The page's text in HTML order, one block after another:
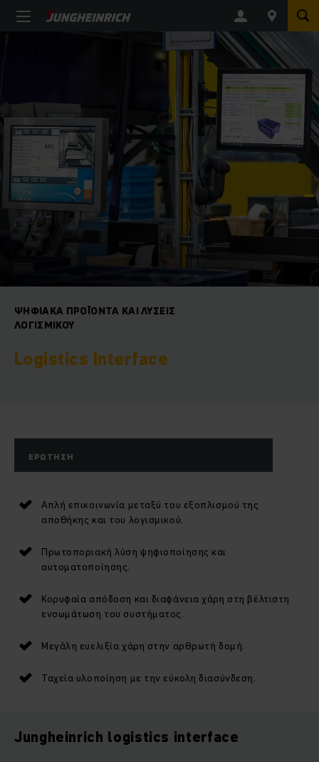
ΨΗΦΙΑΚΆ ΠΡΟΪΌΝΤΑ ΚΑΙ ΛΎΣΕΙΣ
ΛΟΓΙΣΜΙΚΟΎ
Logistics Interface
ΕΡΏΤΗΣΗ
Απλή επικοινωνία μεταξύ του εξοπλισμού της
αποθήκης και του λογισμικού.
Πρωτοποριακή λύση ψηφιοποίησης και
αυτοματοποίησης.
Κορυφαία απόδοση και διαφάνεια χάρη στη βέλτιστη
ενσωμάτωση του συστήματος.
Μεγάλη ευελιξία χάρη στην αρθρωτή δομή.
Ταχεία υλοποίηση με την εύκολη διασύνδεση.
Jungheinrich logistics interface